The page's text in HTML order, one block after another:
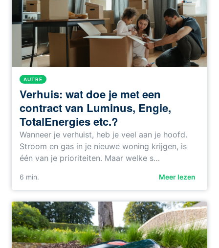
AUTRE
Verhuis: wat doe je met een
contract van Luminus, Engie,
TotalEnergies etc.?
Wanneer je verhuist, heb je veel aan je hoofd.
Stroom en gas in je nieuwe woning krijgen, is
één van je prioriteiten. Maar welke s…
6 min. Meer lezen